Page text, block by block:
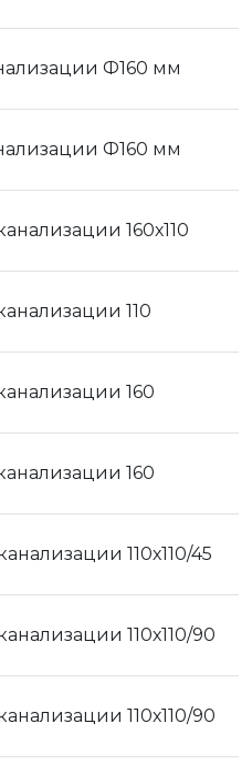
Ф160 мм
Ф160 мм
160х110
110
160
160
110х110/45
110х110/90
110х110/90